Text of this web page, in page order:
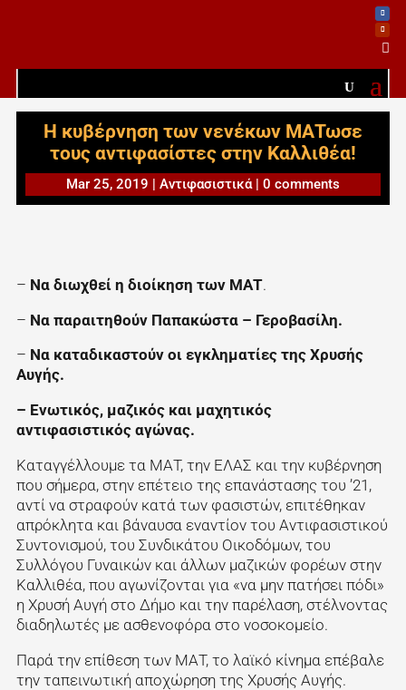

Η κυβέρνηση των νενέκων ΜΑΤωσε
τους αντιφασίστες στην Καλλιθέα!
Mar 25, 2019 | Αντιφασιστικά| 0 comments
– Να διωχθεί η διοίκηση των ΜΑΤ.
– Να παραιτηθούν Παπακώστα – Γεροβασίλη.
– Να καταδικαστούν οι εγκληματίες της Χρυσής
Αυγής.
– Ενωτικός, μαζικός και μαχητικός
αντιφασιστικός αγώνας.
Καταγγέλλουμε τα ΜΑΤ, την ΕΛΑΣ και την κυβέρνηση
που σήμερα, στην επέτειο της επανάστασης του ’21,
αντί να στραφούν κατά των φασιστών, επιτέθηκαν
απρόκλητα και βάναυσα εναντίον του Αντιφασιστικού
Συντονισμού, του Συνδικάτου Οικοδόμων, του
Συλλόγου Γυναικών και άλλων μαζικών φορέων στην
Καλλιθέα, που αγωνίζονται για «να μην πατήσει πόδι»
η Χρυσή Αυγή στο Δήμο και την παρέλαση, στέλνοντας
διαδηλωτές με ασθενοφόρα στο νοσοκομείο.
Παρά την επίθεση των ΜΑΤ, το λαϊκό κίνημα επέβαλε
την ταπεινωτική αποχώρηση της Χρυσής Αυγής.